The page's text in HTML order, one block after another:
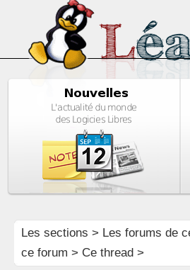
Les sections > Les forums de
ce forum > Ce thread >